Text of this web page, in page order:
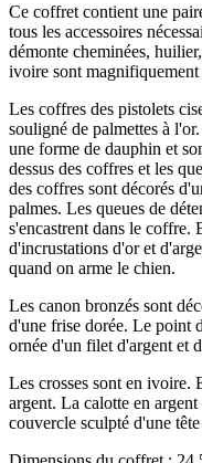
Ce coffret contient une
tous les accessoires
démonte cheminées,
ivoire sont magnifiquement
Les coffres des pistolets
souligné de palmettes à
une forme de dauphin et
dessus des coffres et les
des coffres sont décorés
palmes. Les queues de
s'encastrent dans le coffre.
d'incrustations d'or et
quand on arme le chien.
Les canon bronzés sont
d'une frise dorée. Le point
ornée d'un filet d'argent et
Les crosses sont en ivoire.
argent. La calotte en
couvercle sculpté d'une